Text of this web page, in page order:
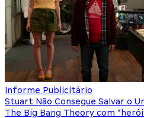
Informe Publicitário
Stuart Não Consegue Salvar o
The Big Bang Theory com